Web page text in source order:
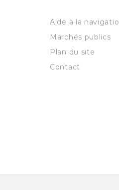
Aide à la
Marchés publics
Plan du site
Contact